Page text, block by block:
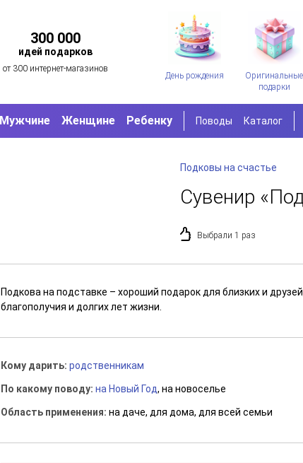
300 000
идей подарков
от 300 интернет-магазинов
День рождения
Оригинальные
подарки
Мужчине Женщине Ребенку Поводы Каталог
Подковы на счастье
Сувенир
Выбрали 1 раз
Подкова на подставке – хороший подарок для близких и
благополучия и долгих лет жизни.
Кому дарить:родственникам
По какому поводу:на Новый Год, на новоселье
Область применения:на даче, для дома, для всей семьи